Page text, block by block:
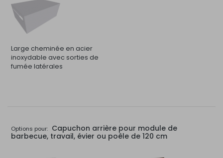
Large cheminée en acier
inoxydable avec sorties de
fumée latérales
Options pour: Capuchon arrière pour module de
barbecue, travail, évier ou poêle de 120 cm